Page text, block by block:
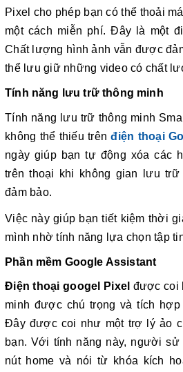
Pixel cho phép bạn có thể thoải
một cách miễn phí. Đây là một
Chất lượng hình ảnh vẫn được
thể lưu giữ những video có chất
Tính năng lưu trữ thông minh
Tính năng lưu trữ thông minh
không thể thiếu trênđiện thoại
ngày giúp bạn tự động xóa các
trên thoại khi không gian lưu
đảm bảo.
Việc này giúp bạn tiết kiệm thời
mình nhờ tính năng lựa chọn tập
Phần mềm Google Assistant
Điện thoại googel Pixel được coi
minh được chú trọng và tích hợp
Đây được coi như một trợ lý ảo
bạn. Với tính năng này, người
nút home và nói từ khóa kích